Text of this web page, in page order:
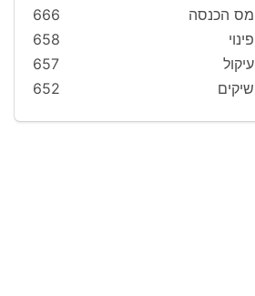
מס הכנסה
666
פינוי
658
עיקול
657
שיקים
652